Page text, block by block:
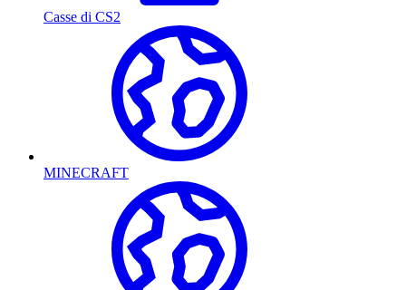
Casse di CS2
MINECRAFT